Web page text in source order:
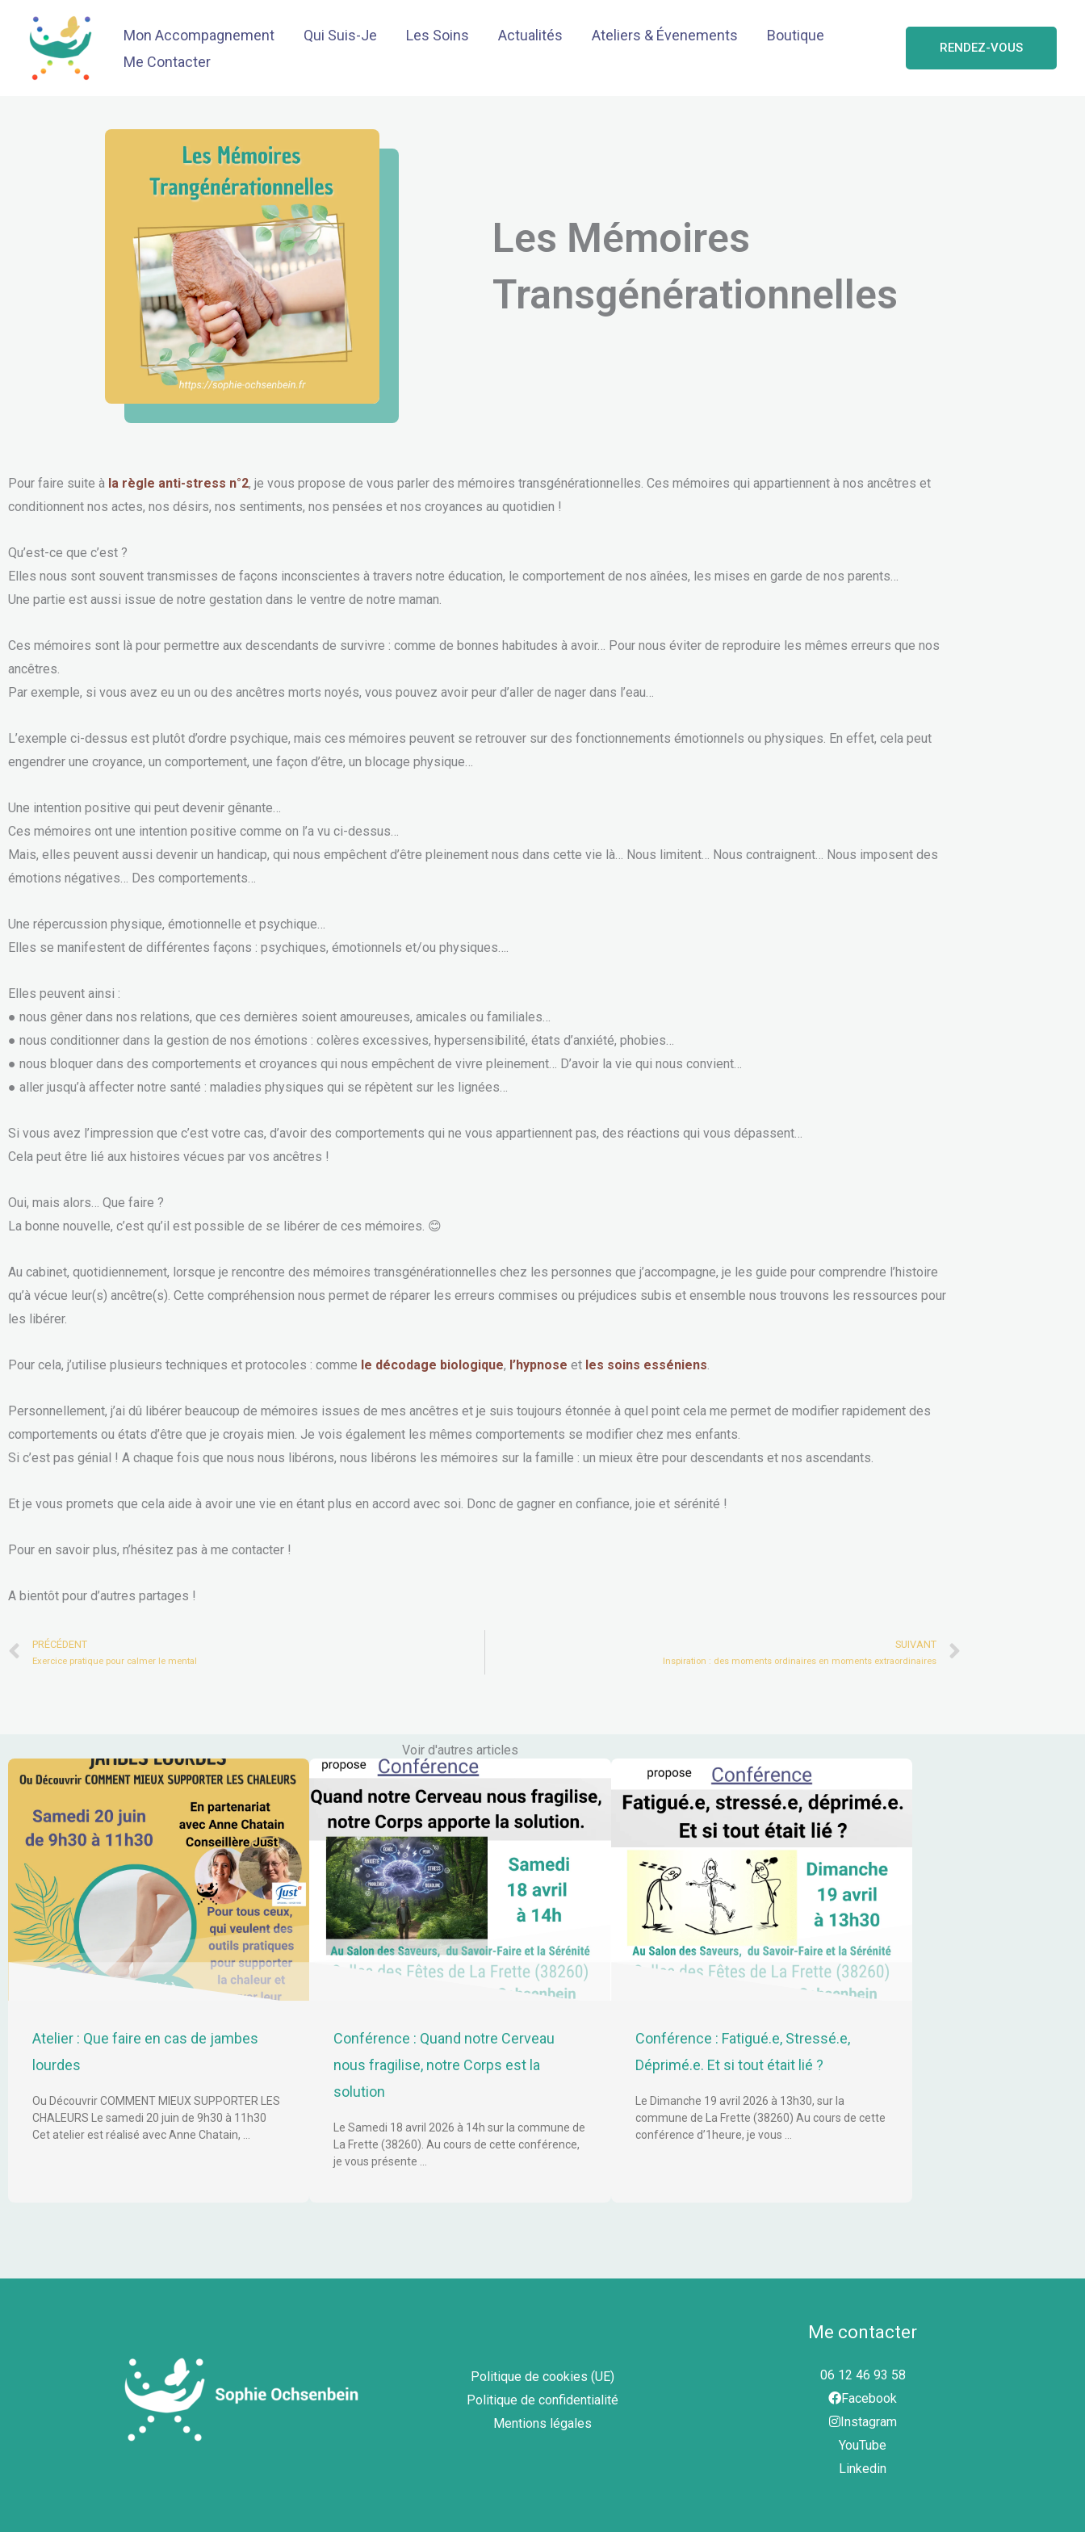
contenu
Mon Accompagnement Qui Suis-Je Les Soins Actualités Ateliers & Évenements
Boutique
Me Contacter
RENDEZ-VOUS
Les Mémoires
Transgénérationnelles
Pour faire suite à la règle anti-stress n°2, je vous propose de vous parler des mémoires transgénérationnelles. Ces mémoires qui appartiennent à nos ancêtres et
conditionnent nos actes, nos désirs, nos sentiments, nos pensées et nos croyances au quotidien !
Qu’est-ce que c’est ?
Elles nous sont souvent transmisses de façons inconscientes à travers notre éducation, le comportement de nos aînées, les mises en garde de nos parents…
Une partie est aussi issue de notre gestation dans le ventre de notre maman.
Ces mémoires sont là pour permettre aux descendants de survivre : comme de bonnes habitudes à avoir… Pour nous éviter de reproduire les mêmes erreurs que nos
ancêtres.
Par exemple, si vous avez eu un ou des ancêtres morts noyés, vous pouvez avoir peur d’aller de nager dans l’eau…
L’exemple ci-dessus est plutôt d’ordre psychique, mais ces mémoires peuvent se retrouver sur des fonctionnements émotionnels ou physiques. En effet, cela peut
engendrer une croyance, un comportement, une façon d’être, un blocage physique…
Une intention positive qui peut devenir gênante…
Ces mémoires ont une intention positive comme on l’a vu ci-dessus…
Mais, elles peuvent aussi devenir un handicap, qui nous empêchent d’être pleinement nous dans cette vie là… Nous limitent… Nous contraignent… Nous imposent des
émotions négatives… Des comportements…
Une répercussion physique, émotionnelle et psychique…
Elles se manifestent de différentes façons : psychiques, émotionnels et/ou physiques….
Elles peuvent ainsi :
● nous gêner dans nos relations, que ces dernières soient amoureuses, amicales ou familiales…
● nous conditionner dans la gestion de nos émotions : colères excessives, hypersensibilité, états d’anxiété, phobies…
● nous bloquer dans des comportements et croyances qui nous empêchent de vivre pleinement… D’avoir la vie qui nous convient…
● aller jusqu’à affecter notre santé : maladies physiques qui se répètent sur les lignées…
Si vous avez l’impression que c’est votre cas, d’avoir des comportements qui ne vous appartiennent pas, des réactions qui vous dépassent…
Cela peut être lié aux histoires vécues par vos ancêtres !
Oui, mais alors… Que faire ?
La bonne nouvelle, c’est qu’il est possible de se libérer de ces mémoires. 😊
Au cabinet, quotidiennement, lorsque je rencontre des mémoires transgénérationnelles chez les personnes que j’accompagne, je les guide pour comprendre l’histoire
qu’à vécue leur(s) ancêtre(s). Cette compréhension nous permet de réparer les erreurs commises ou préjudices subis et ensemble nous trouvons les ressources pour
les libérer.
Pour cela, j’utilise plusieurs techniques et protocoles : comme le décodage biologique, l’hypnose et les soins esséniens.
Personnellement, j’ai dû libérer beaucoup de mémoires issues de mes ancêtres et je suis toujours étonnée à quel point cela me permet de modifier rapidement des
comportements ou états d’être que je croyais mien. Je vois également les mêmes comportements se modifier chez mes enfants.
Si c’est pas génial ! A chaque fois que nous nous libérons, nous libérons les mémoires sur la famille : un mieux être pour descendants et nos ascendants.
Et je vous promets que cela aide à avoir une vie en étant plus en accord avec soi. Donc de gagner en confiance, joie et sérénité !
Pour en savoir plus, n’hésitez pas à me contacter !
A bientôt pour d’autres partages !
Prev
PRÉCÉDENT
Exercice pratique pour calmer le mental
SUIVANT
Inspiration : des moments ordinaires en moments extraordinaires
Voir d'autres articles
Atelier : Que faire en cas de jambes
lourdes
Ou Découvrir COMMENT MIEUX SUPPORTER LES
CHALEURS Le samedi 20 juin de 9h30 à 11h30
Cet atelier est réalisé avec Anne Chatain, …
Conférence : Quand notre Cerveau
nous fragilise, notre Corps est la
solution
Le Samedi 18 avril 2026 à 14h sur la commune de
La Frette (38260). Au cours de cette conférence,
je vous présente …
Conférence : Fatigué.e, Stressé.e,
Déprimé.e. Et si tout était lié ?
Le Dimanche 19 avril 2026 à 13h30, sur la
commune de La Frette (38260) Au cours de cette
conférence d’1heure, je vous …
Politique de cookies (UE)
Politique de confidentialité
Mentions légales
Me contacter
06 12 46 93 58
Facebook
Instagram
YouTube
Linkedin